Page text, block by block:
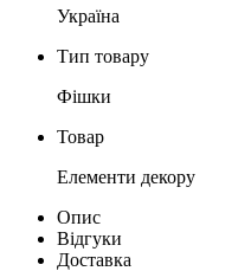
Україна
Тип товару
Фішки
Товар
Елементи декору
Опис
Відгуки
Доставка